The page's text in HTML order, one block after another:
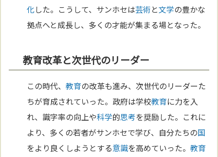
化した。こうして、サンホセは芸術と文学の豊かな
拠点へと成長し、多くの才能が集まる場となった。
教育改革と次世代のリーダー
この時代、教育の改革も進み、次世代のリーダーた
ちが育成されていった。政府は学校教育に力を入
れ、識字率の向上や科学的思考を奨励した。これに
より、多くの若者がサンホセで学び、自分たちの国
をより良くしようとする意識を高めていった。教育